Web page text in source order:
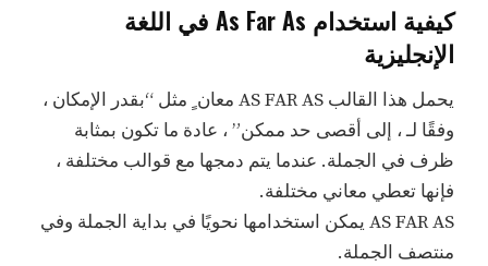
كيفية استخدام As Far As في اللغة
الإنجليزية
يحمل هذا القالب AS FAR AS معان ٍ مثل “بقدر الإمكان ،
وفقًا لـ ، إلى أقصى حد ممكن” ، عادة ما تكون بمثابة
ظرف في الجملة. عندما يتم دمجها مع قوالب مختلفة ،
فإنها تعطي معاني مختلفة.
AS FAR AS يمكن استخدامها نحويًا في بداية الجملة وفي
منتصف الجملة.